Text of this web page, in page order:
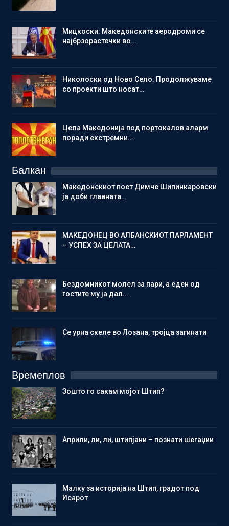
Мицкоски: Македонските аеродроми се
најбрзорастечки во…
Николоски од Ново Село: Продолжуваме
со проекти што носат…
Цела Македонија под портокалов аларм
поради екстремни…
Балкан
Македонскиот поет Димче Шипинкаровски
ја доби главната…
МАКЕДОНЕЦ ВО АЛБАНСКИОТ ПАРЛАМЕНТ
– УСПЕХ ЗА ЦЕЛАТА…
Бездомникот молел за пари, а еден од
гостите му ја дал…
Се урна скеле во Лозана, тројца загинати
Времеплов
Зошто го сакам мојот Штип?
Aприли, ли, ли, штипјани – познати шегаџии
Малку за историја на Штип, градот под
Исарот